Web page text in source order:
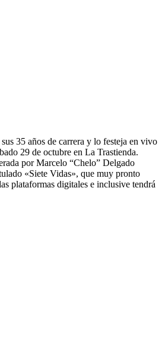
35 años de carrera y lo festeja en vivo
29 de octubre en La Trastienda.
por Marcelo “Chelo” Delgado
«Siete Vidas», que muy pronto
plataformas digitales e inclusive tendrá